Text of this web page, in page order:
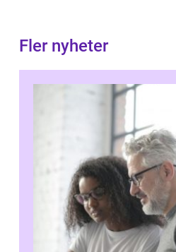
Fler nyheter